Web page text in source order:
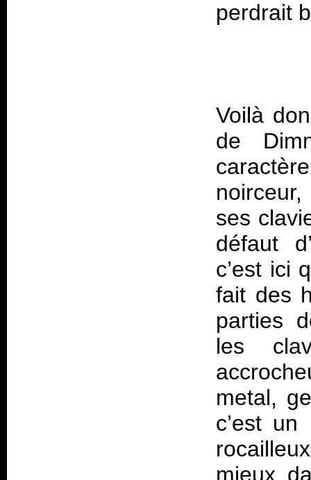
Voilà
de
ses
défaut
c’est ici
fait des
parties
les
metal,
c’est
mieux